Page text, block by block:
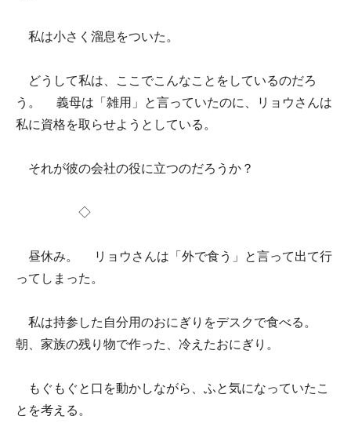
私は小さく溜息をついた。
どうして私は、ここでこんなことをしているのだろ
う。 義母は「雑用」と言っていたのに、リョウさんは
私に資格を取らせようとしている。
それが彼の会社の役に立つのだろうか？
◇
昼休み。 リョウさんは「外で食う」と言って出て行
ってしまった。
私は持参した自分用のおにぎりをデスクで食べる。
朝、家族の残り物で作った、冷えたおにぎり。
もぐもぐと口を動かしながら、ふと気になっていたこ
とを考える。